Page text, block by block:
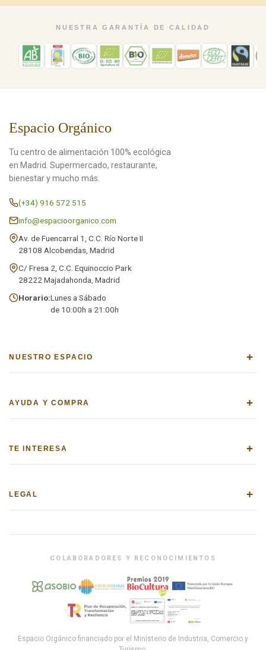
NUESTRA GARANTÍA DE CALIDAD
Espacio Orgánico
Tu centro de alimentación 100% ecológica
en Madrid. Supermercado, restaurante,
bienestar y mucho más.
(+34) 916 572 515
info@espacioorganico.com
Av. de Fuencarral 1, C.C. Río Norte II
28108 Alcobendas, Madrid
C/ Fresa 2, C.C. Equinoccio Park
28222 Majadahonda, Madrid
Horario:Lunes a Sábado
de 10:00h a 21:00h
NUESTRO ESPACIO +
AYUDA Y COMPRA +
TE INTERESA +
LEGAL +
COLABORADORES Y RECONOCIMIENTOS
Espacio Orgánico financiado por el Ministerio de Industria, Comercio y